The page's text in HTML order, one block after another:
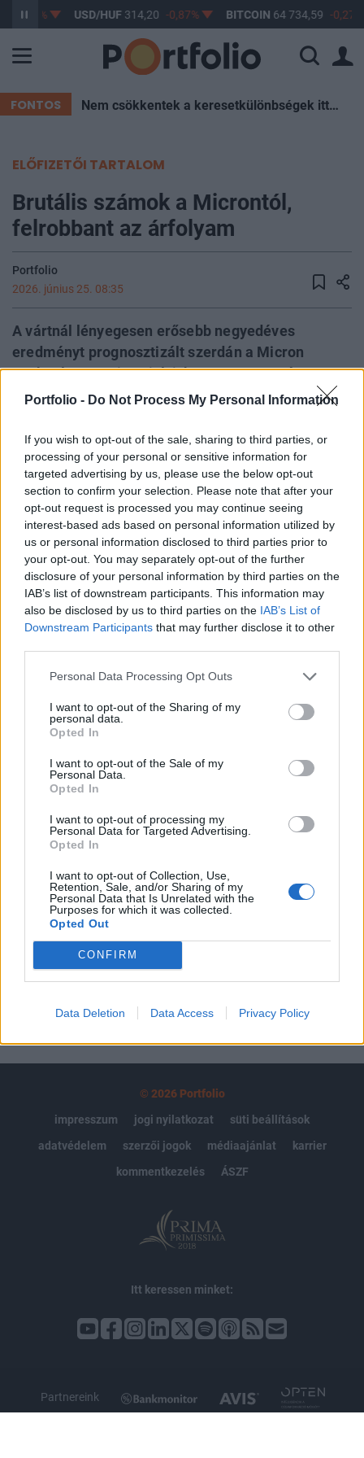
Portfolio - Do Not Process My Personal Information
If you wish to opt-out of the sale, sharing to third parties, or
processing of your personal or sensitive information for
targeted advertising by us, please use the below opt-out
section to confirm your selection. Please note that after your
opt-out request is processed you may continue seeing
interest-based ads based on personal information utilized by
us or personal information disclosed to third parties prior to
your opt-out. You may separately opt-out of the further
disclosure of your personal information by third parties on the
IAB’s list of downstream participants. This information may
also be disclosed by us to third parties on the IAB’s List of
Downstream Participants that may further disclose it to other
Personal Data Processing Opt Outs
I want to opt-out of the Sharing of my
personal data.
Opted In
I want to opt-out of the Sale of my
Personal Data.
Opted In
I want to opt-out of processing my
Personal Data for Targeted Advertising.
Opted In
I want to opt-out of Collection, Use,
Retention, Sale, and/or Sharing of my
Personal Data that Is Unrelated with the
Purposes for which it was collected.
Opted Out
CONFIRM
Data Deletion Data Access Privacy Policy
-0,61% USD/HUF314,20 -0,87% BITCOIN 64 734,59 -0,27%
FONTOS Nem csökkentek a keresetkülönbségek itthon az elmúlt két évtizedben – Mutatjuk az okokat
ELŐFIZETŐI TARTALOM
Brutális számok a Microntól,
felrobbant az árfolyam
Portfolio
2026. június 25. 08:35
A vártnál lényegesen erősebb negyedéves
eredményt prognosztizált szerdán a Micron
Technology, ami azt jelzi, hogy a mesterséges
intelligenciához kapcsolódó infrastruktúrába
keresletet támasztanak a memóriachipek iránt. A
bejelentés hatására a vállalat részvényei 18
százalékkal drágultak a tőzsdezárás utáni
kereskedésben.
A harmadik negyedévben a Micron 41,46 milliárd dolláros
árbevételt ért el, ami jóval meghaladta a 35,85 milliárdos
várakozást, míg a korrigált részvényenkénti nyeresége
25,11 dollár volt a becsült 20,78 dollárral szemben. A
társaság a negyedik negyedévre 50 milliárd dolláros, plusz-
mínusz 1 milliárd dolláros árbevételt vár, miközben az
elemzők átlagosan 43,58 milliárd...
KEDVES OLVASÓNK!
A keresett cikk a portfolio.hu hírarchívumához
regisztrációhoz kötött.
Portfolio.hu teljes cikkarchívum
Kötéslisták: BÉT elmúlt 2 év napon belüli
Előfizetés
MÁR ELŐFIZETŐNK VAGY?
© 2026 Portfolio
impresszum
jogi nyilatkozat
süti beállítások
adatvédelem
szerzői jogok médiaajánlat
karrier
kommentkezelés
ÁSZF
Itt keressen minket:
Partnereink